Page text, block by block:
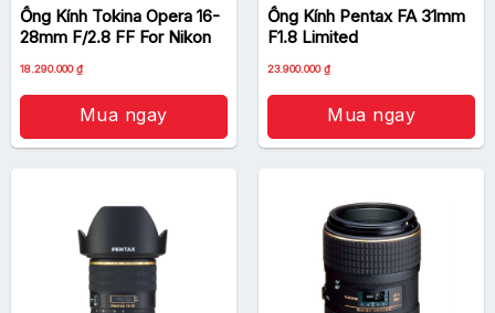
Ống Kính Tokina Opera 16-
28mm F/2.8 FF For Nikon
18.290.000₫
Mua ngay
Ống Kính Pentax FA 31mm
F1.8 Limited
Giá
là:
26.200.000 ₫.
23.900.000₫Giá
hiện
tại
là:
23.900.000 ₫.
Mua ngay